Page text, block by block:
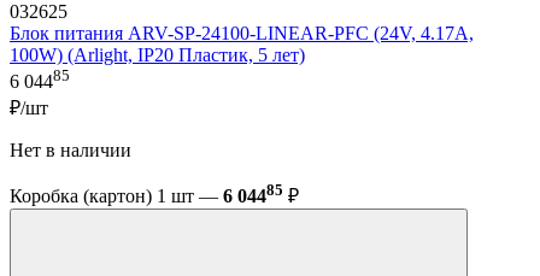
032625
Блок питания ARV-SP-24100-LINEAR-PFC (24V, 4.17A,
100W) (Arlight, IP20 Пластик, 5 лет)
6 04485
₽/шт
Нет в наличии
Коробка (картон) 1 шт — 6 04485 ₽